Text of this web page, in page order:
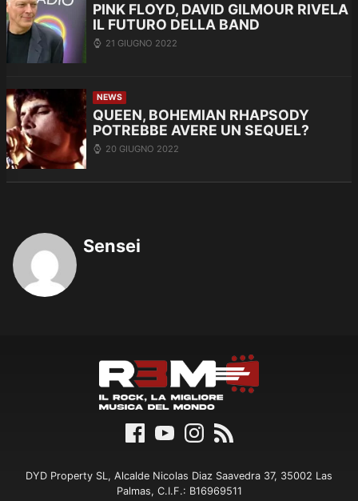
PINK FLOYD, DAVID GILMOUR RIVELA
IL FUTURO DELLA BAND
21 GIUGNO 2022
NEWS
QUEEN, BOHEMIAN RHAPSODY
POTREBBE AVERE UN SEQUEL?
20 GIUGNO 2022
Sensei
DYD Property SL, Alcalde Nicolas Diaz Saavedra 37, 35002 Las
Palmas, C.I.F.: B16969511